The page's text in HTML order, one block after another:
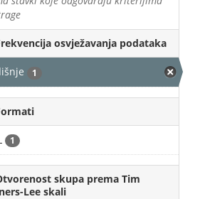
osvježavanja podataka
1
1
skupa prema Tim
Lee skali